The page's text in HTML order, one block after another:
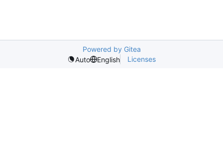
Powered by Gitea
Auto
English Licenses